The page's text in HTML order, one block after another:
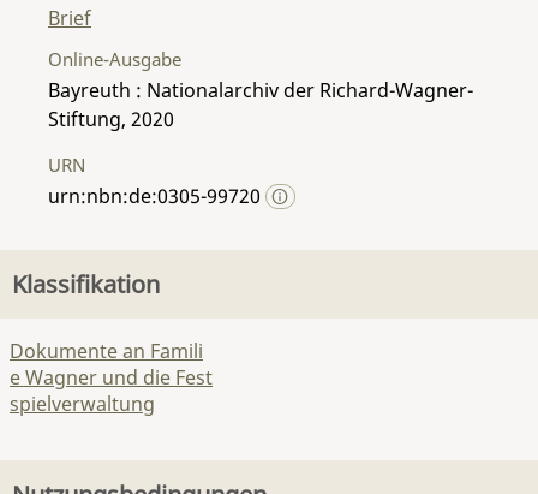
Brief
Online-Ausgabe
Bayreuth : Nationalarchiv der Richard-Wagner-
Stiftung, 2020
URN
urn:nbn:de:0305-99720
Klassifikation
Dokumente an Famili
e Wagner und die Fest
spielverwaltung